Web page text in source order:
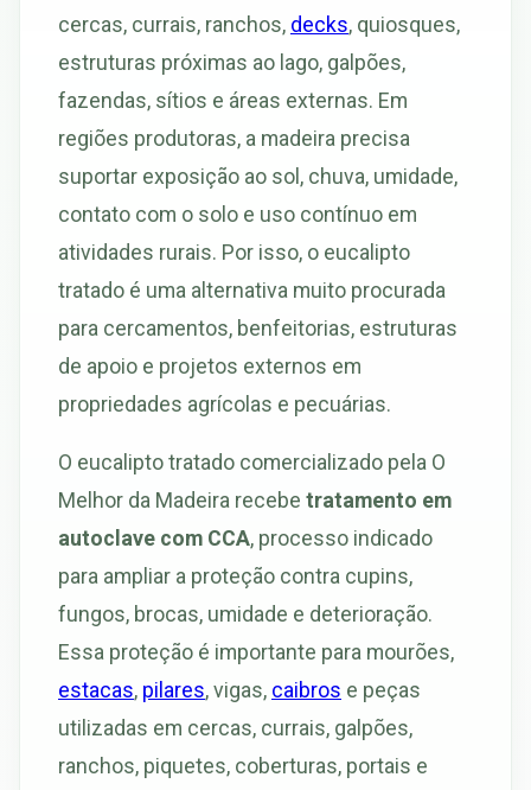
cercas, currais, ranchos, decks, quiosques,
estruturas próximas ao lago, galpões,
fazendas, sítios e áreas externas. Em
regiões produtoras, a madeira precisa
suportar exposição ao sol, chuva, umidade,
contato com o solo e uso contínuo em
atividades rurais. Por isso, o eucalipto
tratado é uma alternativa muito procurada
para cercamentos, benfeitorias, estruturas
de apoio e projetos externos em
propriedades agrícolas e pecuárias.
O eucalipto tratado comercializado pela O
Melhor da Madeira recebe tratamento em
autoclave com CCA, processo indicado
para ampliar a proteção contra cupins,
fungos, brocas, umidade e deterioração.
Essa proteção é importante para mourões,
estacas, pilares, vigas, caibros e peças
utilizadas em cercas, currais, galpões,
ranchos, piquetes, coberturas, portais e